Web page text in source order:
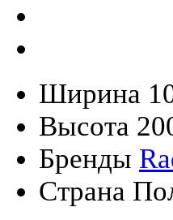
Ширина
Высота
Бренды
Страна